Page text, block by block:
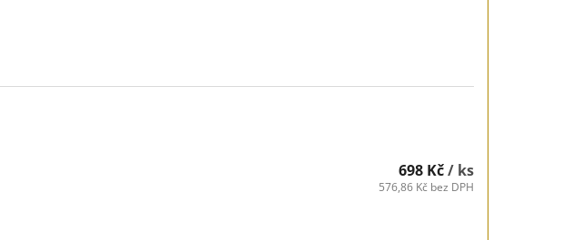
698 Kč/ ks
576,86 Kč bez DPH